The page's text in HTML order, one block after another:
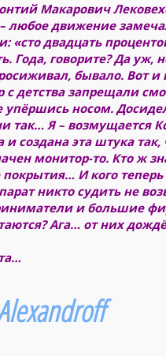
Макарович
– любое движение
«сто двадцать
Года, говорите? Да
бывало. Вот
с детства запрещали
носом.
так… Я – возмущается
создана эта штука
монитор-то. Кто ж
И кого теперь
никто судить не
и большие
Ага… от них